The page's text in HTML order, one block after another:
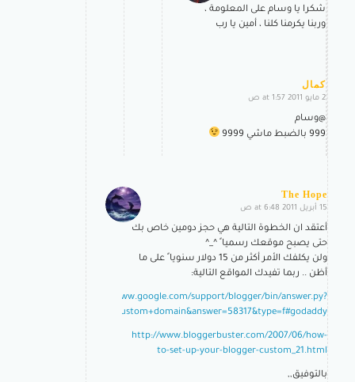
شكرا يا وسام على المعلومة ،
وربنا يكرمنا كلنا ، أمين يا رب
كمال
says:
2 مايو 2011 at 1:57 ص
@وسام
999 بالضبط ماشي 9999
The Hope
says:
15 أبريل 2011 at 6:48 ص
أعتقد ان الخطوة التالية هي حجز دومين خاص بك
حتى يصبح موقعك رسميا ً ^_^
ولن يكلفك الأمر أكثر من 15 دولار سنويا ً على ما
أظن .. ربما تفيدك المواقع التالية:
http://www.google.com/support/blogger/bin/answer.py?
hl=en&query=custom+domain&answer=58317&type=f#godaddy
http://www.bloggerbuster.com/2007/06/how-
to-set-up-your-blogger-custom_21.html
بالتوفيق,,